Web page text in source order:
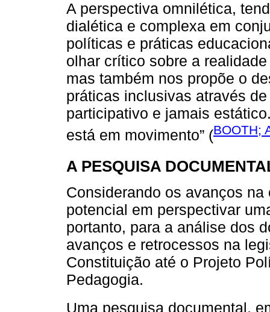
A perspectiva omnilética,
dialética e complexa em
políticas e práticas
olhar crítico sobre a
mas também nos propõe o
práticas inclusivas através
participativo e jamais
está em movimento” (BOOTH;
A PESQUISA
Considerando os avanços
potencial em perspectivar
portanto, para a análise dos
avanços e retrocessos na
Constituição até o Projeto
Pedagogia.
Uma pesquisa documental,